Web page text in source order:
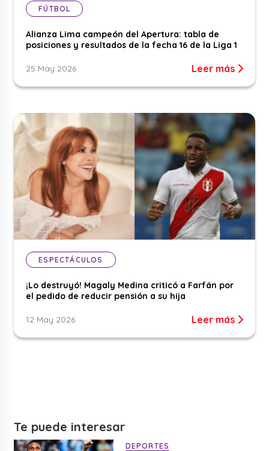
FÚTBOL
Alianza Lima campeón del Apertura: tabla de
posiciones y resultados de la fecha 16 de la Liga 1
25 May 2026 Leer más
ESPECTÁCULOS
¡Lo destruyó! Magaly Medina criticó a Farfán por
el pedido de reducir pensión a su hija
12 May 2026 Leer más
Te puede interesar
DEPORTES